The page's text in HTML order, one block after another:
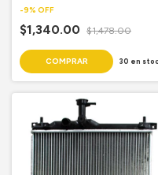
-9% OFF
$1,340.00 $1,478.00
30 en